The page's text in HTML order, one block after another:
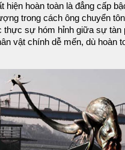
hiện hoàn toàn là đẳng cấp
trong cách ông chuyển
thực sự hóm hỉnh giữa sự tàn
vật chính dễ mến, dù hoàn